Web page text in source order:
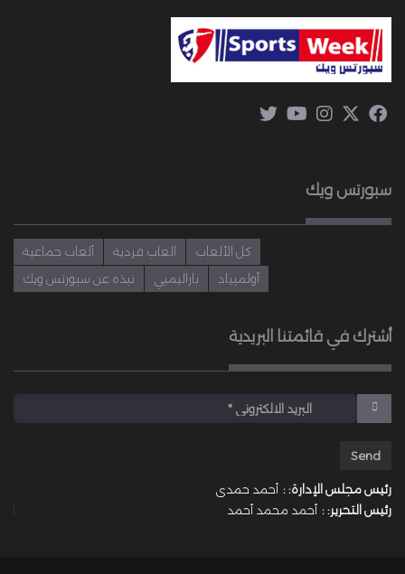
سبورتس ويك
ألعاب جماعية العاب فردية
كل الألعاب
نبذه عن سبورتس ويك
باراليمبي أولمبياد
أشترك في قائمتنا البريدية
رئيس مجلس الإدارة: : أحمد حمدى
رئيس التحرير: : أحمد محمد أحمد